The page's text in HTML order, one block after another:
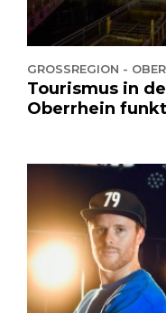
GROSSREGION -
Tourismus in
Oberrhein